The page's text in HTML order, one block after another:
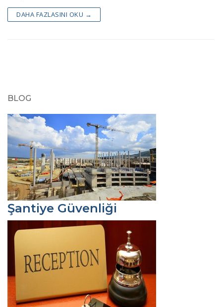
DAHA FAZLASINI OKU →
BLOG
Şantiye Güvenliği